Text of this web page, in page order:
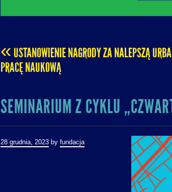
POST
« USTANOWIENIE NAGRODY ZA NALEPSZĄ
PRACĘ NAUKOWĄ
SEMINARIUM Z CYKLU
28 grudnia, 2023 by fundacja